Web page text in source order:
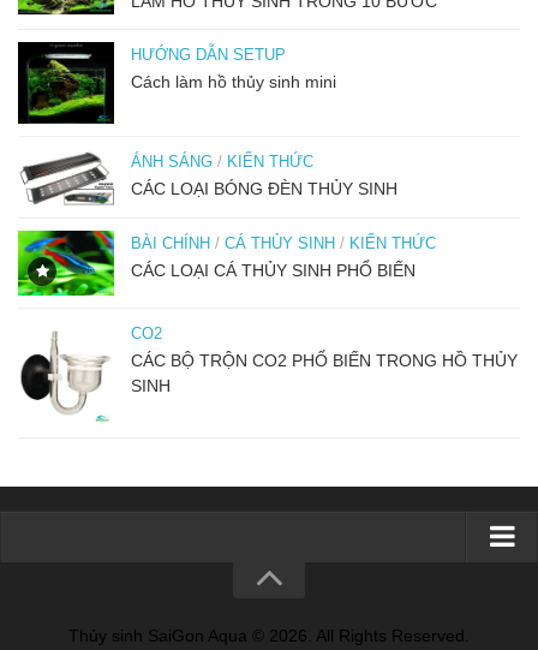
HƯỚNG DẪN SETUP
Cách làm hồ thủy sinh mini
ÁNH SÁNG / KIẾN THỨC
CÁC LOẠI BÓNG ĐÈN THỦY SINH
BÀI CHÍNH / CÁ THỦY SINH / KIẾN THỨC
CÁC LOẠI CÁ THỦY SINH PHỔ BIẾN
CO2
CÁC BỘ TRỘN CO2 PHỔ BIẾN TRONG HỒ THỦY
SINH
GIỚI THIỆU
Thủy sinh SaiGon Aqua © 2026. All Rights Reserved.